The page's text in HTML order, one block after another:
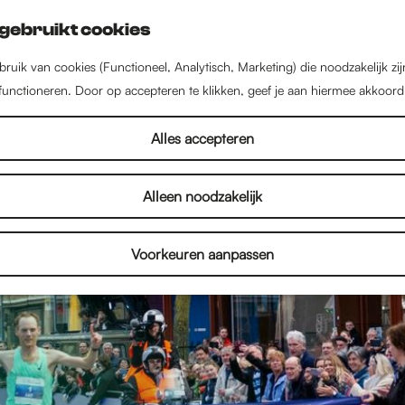
cookies
van cookies (Functioneel, Analytisch, Marketing) die noodzakelijk
Door op accepteren te klikken, geef je aan hiermee
Alles accepteren
Alleen noodzakelijk
Voorkeuren aanpassen